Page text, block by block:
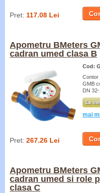
Pret: 117.08 Lei
Apometru BMeters
cadran umed clasa B
Cod:
Contor
GMB
DN 32-
La
mai
Pret: 267.26 Lei
Apometru BMeters
cadran umed si role
clasa C